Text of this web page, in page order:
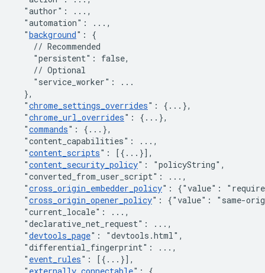
"author" : ... ,
"automation" : ... ,
"background" :
{
// Recommended
"persistent" : false,
// Optional
"service_worker" :
...
},
"chrome_settings_overrides" : { ... },
"chrome_url_overrides" : { ... },
"commands" : { ... },
"content_capabilities" : ... ,
"content_scripts" : [{ ... }] ,
"content_security_policy" : "policyString" ,
"converted_from_user_script" : ... ,
"cross_origin_embedder_policy" :
{"value":
"cross_origin_opener_policy" :
{"value": "same-
"current_locale" : ... ,
"declarative_net_request" : ... ,
"devtools_page" : "devtools.html" ,
"differential_fingerprint" : ... ,
" event_rules" : [{ ... }] ,